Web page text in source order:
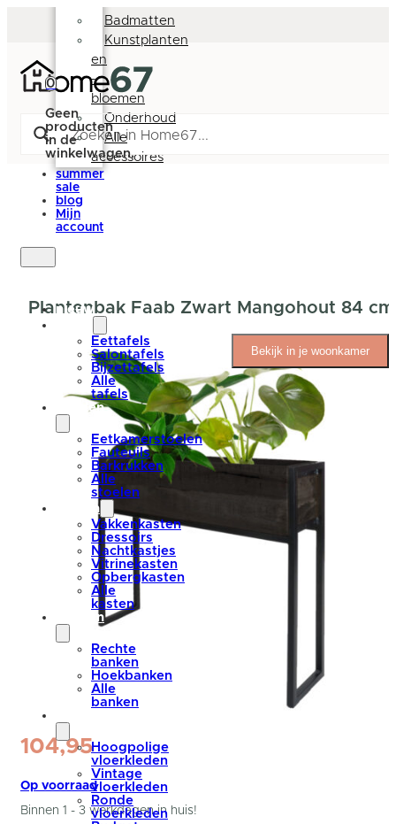
0
Geen
producten
in de
winkelwagen.
Badmatten
Kunstplanten
en
-
bloemen
Onderhoud
Alle
accessoires
summer
sale
blog
Mijn
account
nieuw
Eettafels
Salontafels
Bijzettafels
Alle
tafels
stoelen
Eetkamerstoelen
Fauteuils
Barkrukken
Alle
stoelen
kasten
Vakkenkasten
Dressoirs
Nachtkastjes
Vitrinekasten
Opbergkasten
Alle
kasten
banken
Rechte
banken
Hoekbanken
Alle
banken
Hoogpolige
vloerkleden
Vintage
vloerkleden
Ronde
vloerkleden
Plantenbak Faab Zwart Mangohout 84 cm
Bekijk in je woonkamer
104,95
Op voorraad
Binnen 1 - 3 werkdagen in huis!